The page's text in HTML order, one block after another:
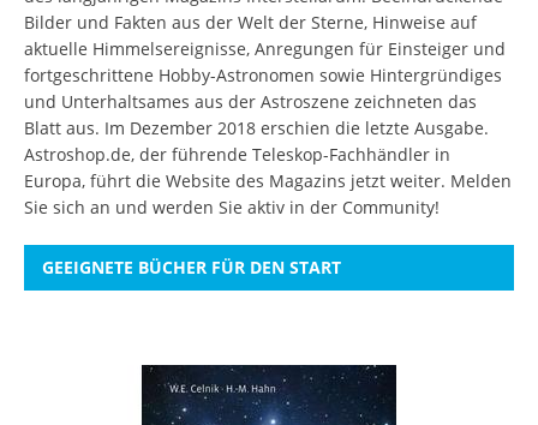
Bilder und Fakten aus der Welt der Sterne, Hinweise auf
aktuelle Himmelsereignisse, Anregungen für Einsteiger und
fortgeschrittene Hobby-Astronomen sowie Hintergründiges
und Unterhaltsames aus der Astroszene zeichneten das
Blatt aus. Im Dezember 2018 erschien die letzte Ausgabe.
Astroshop.de, der führende Teleskop-Fachhändler in
Europa, führt die Website des Magazins jetzt weiter. Melden
Sie sich an und werden Sie aktiv in der Community!
GEEIGNETE BÜCHER FÜR DEN START